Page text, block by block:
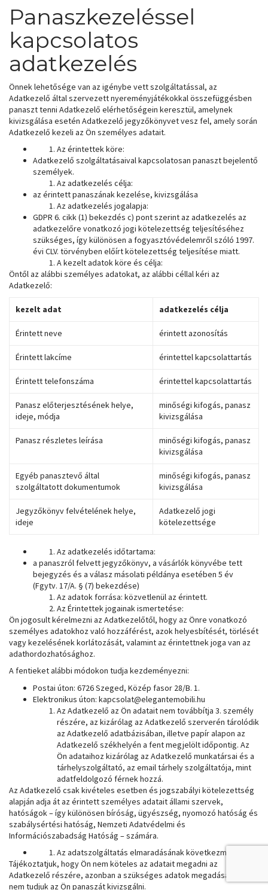
Panaszkezeléssel
kapcsolatos
adatkezelés
Önnek lehetősége van az igénybe vett szolgáltatással, az
Adatkezelő által szervezett nyereményjátékokkal összefüggésben
panaszt tenni Adatkezelő elérhetőségein keresztül, amelynek
kivizsgálása esetén Adatkezelő jegyzőkönyvet vesz fel, amely során
Adatkezelő kezeli az Ön személyes adatait.
Az érintettek köre:
Adatkezelő szolgáltatásaival kapcsolatosan panaszt bejelentő
személyek.
Az adatkezelés célja:
az érintett panaszának kezelése, kivizsgálása
Az adatkezelés jogalapja:
GDPR 6. cikk (1) bekezdés c) pont szerint az adatkezelés az
adatkezelőre vonatkozó jogi kötelezettség teljesítéséhez
szükséges, így különösen a fogyasztóvédelemről szóló 1997.
évi CLV. törvényben előírt kötelezettség teljesítése miatt.
A kezelt adatok köre és célja:
Öntől az alábbi személyes adatokat, az alábbi céllal kéri az
Adatkezelő:
kezelt adat adatkezelés célja
Érintett neve érintett azonosítás
Érintett lakcíme érintettel kapcsolattartás
Érintett telefonszáma érintettel kapcsolattartás
Panasz előterjesztésének helye,
ideje, módja
minőségi kifogás, panasz
kivizsgálása
Panasz részletes leírása
minőségi kifogás, panasz
kivizsgálása
Egyéb panasztevő által
szolgáltatott dokumentumok
minőségi kifogás, panasz
kivizsgálása
Jegyzőkönyv felvételének helye,
ideje
Adatkezelő jogi
kötelezettsége
Az adatkezelés időtartama:
a panaszról felvett jegyzőkönyv, a vásárlók könyvébe tett
bejegyzés és a válasz másolati példánya esetében 5 év
(Fgytv. 17/A. § (7) bekezdése)
Az adatok forrása: közvetlenül az érintett.
Az Érintettek jogainak ismertetése:
Ön jogosult kérelmezni az Adatkezelőtől, hogy az Önre vonatkozó
személyes adatokhoz való hozzáférést, azok helyesbítését, törlését
vagy kezelésének korlátozását, valamint az érintettnek joga van az
adathordozhatósághoz.
A fentieket alábbi módokon tudja kezdeményezni:
Postai úton: 6726 Szeged, Közép fasor 28/B. 1.
Elektronikus úton: kapcsolat@elegantemobili.hu
Az Adatkezelő az Ön adatait nem továbbítja 3. személy
részére, az kizárólag az Adatkezelő szerverén tárolódik
az Adatkezelő adatbázisában, illetve papír alapon az
Adatkezelő székhelyén a fent megjelölt időpontig. Az
Ön adataihoz kizárólag az Adatkezelő munkatársai és a
tárhelyszolgáltató, az email tárhely szolgáltatója, mint
adatfeldolgozó férnek hozzá.
Az Adatkezelő csak kivételes esetben és jogszabályi kötelezettség
alapján adja át az érintett személyes adatait állami szervek,
hatóságok – így különösen bíróság, ügyészség, nyomozó hatóság és
szabálysértési hatóság, Nemzeti Adatvédelmi és
Információszabadság Hatóság – számára.
Az adatszolgáltatás elmaradásának következményei:
Tájékoztatjuk, hogy Ön nem köteles az adatait megadni az
Adatkezelő részére, azonban a szükséges adatok megadása nélkül
nem tudjuk az Ön panaszát kivizsgálni.